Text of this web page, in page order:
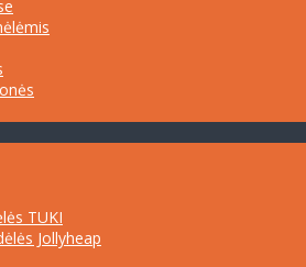
TUKI
Jollyheap